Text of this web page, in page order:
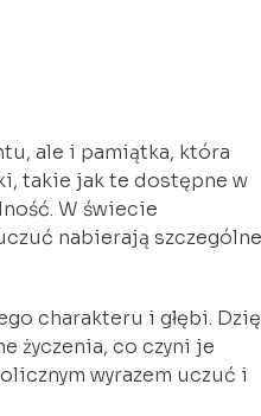
ale i pamiątka, która
takie jak te dostępne w
W świecie
nabierają
charakteru i głębi.
życzenia, co czyni je
wyrazem uczuć i